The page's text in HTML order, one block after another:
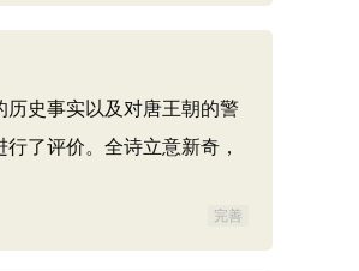
史事实以及对唐王朝的警
了评价。全诗立意新奇，
完善